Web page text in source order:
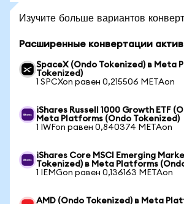
Изучите больше вариантов
Расширенные конвертации
SpaceX (Ondo Tokenized) в Meta
Tokenized)
1 SPCXon равен 0,215506 METAon
iShares Russell 1000 Growth ETF
Meta Platforms (Ondo Tokenized)
1 IWFon равен 0,840374 METAon
iShares Core MSCI Emerging
Tokenized) в Meta Platforms
1 IEMGon равен 0,136163 METAon
AMD (Ondo Tokenized) в Meta